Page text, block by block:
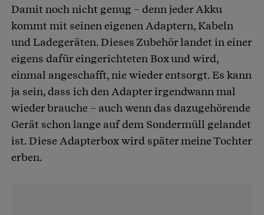
Damit noch nicht genug – denn jeder Akku
kommt mit seinen eigenen Adaptern, Kabeln
und Ladegeräten. Dieses Zubehör landet in einer
eigens dafür eingerichteten Box und wird,
einmal angeschafft, nie wieder entsorgt. Es kann
ja sein, dass ich den Adapter irgendwann mal
wieder brauche – auch wenn das dazugehörende
Gerät schon lange auf dem Sondermüll gelandet
ist. Diese Adapterbox wird später meine Tochter
erben.